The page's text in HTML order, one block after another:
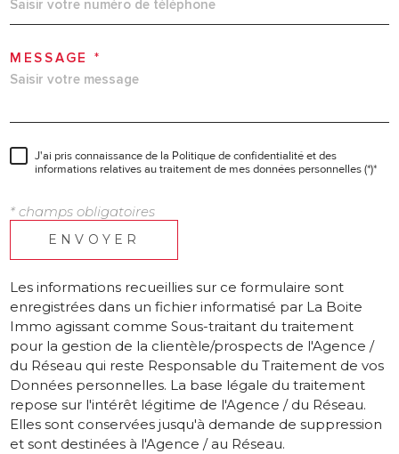
MESSAGE *
J'ai pris connaissance de la Politique de confidentialité et des
informations relatives au traitement de mes données personnelles (*)*
* champs obligatoires
ENVOYER
Les informations recueillies sur ce formulaire sont
enregistrées dans un fichier informatisé par La Boite
Immo agissant comme Sous-traitant du traitement
pour la gestion de la clientèle/prospects de l'Agence /
du Réseau qui reste Responsable du Traitement de vos
Données personnelles. La base légale du traitement
repose sur l'intérêt légitime de l'Agence / du Réseau.
Elles sont conservées jusqu'à demande de suppression
et sont destinées à l'Agence / au Réseau.